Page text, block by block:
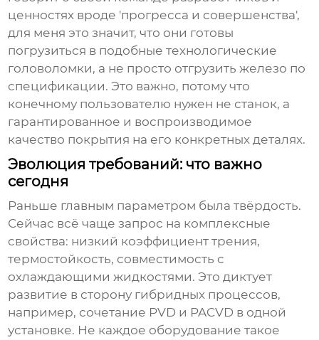
ценностях вроде 'прогресса и совершенства',
для меня это значит, что они готовы
погрузиться в подобные технологические
головоломки, а не просто отгрузить железо по
спецификации. Это важно, потому что
конечному пользователю нужен не станок, а
гарантированное и воспроизводимое
качество покрытия на его конкретных деталях.
Эволюция требований: что важно
сегодня
Раньше главным параметром была твёрдость.
Сейчас всё чаще запрос на комплексные
свойства: низкий коэффициент трения,
термостойкость, совместимость с
охлаждающими жидкостями. Это диктует
развитие в сторону гибридных процессов,
например, сочетание PVD и PACVD в одной
установке. Не каждое оборудование такое